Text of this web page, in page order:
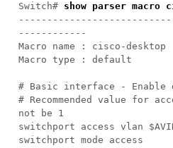
Switch# show parser macro
------------
Macro name : cisco-desktop
Macro type : default
# Basic interface - Enable
# Recommended value for
not be 1
switchport access vlan
switchport mode access